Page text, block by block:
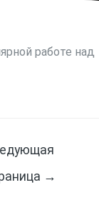
работе над
→